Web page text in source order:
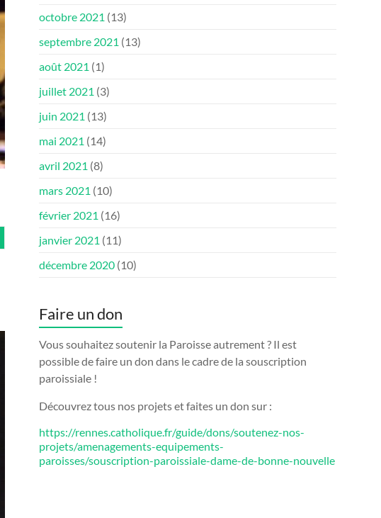
octobre 2021 (13)
septembre 2021 (13)
août 2021 (1)
juillet 2021 (3)
juin 2021 (13)
mai 2021 (14)
avril 2021 (8)
mars 2021 (10)
février 2021 (16)
janvier 2021 (11)
décembre 2020 (10)
Faire un don
Vous souhaitez soutenir la Paroisse autrement ? Il est
possible de faire un don dans le cadre de la souscription
paroissiale !
Découvrez tous nos projets et faites un don sur :
https://rennes.catholique.fr/guide/dons/soutenez-nos-
projets/amenagements-equipements-
paroisses/souscription-paroissiale-dame-de-bonne-nouvelle